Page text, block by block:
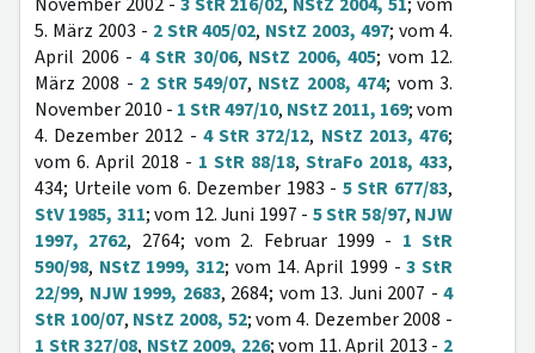
5. März 2003 - 2 StR 405/02, NStZ 2003, 497; vom 4.
April 2006 - 4 StR 30/06, NStZ 2006, 405; vom 12.
März 2008 - 2 StR 549/07, NStZ 2008, 474; vom 3.
November 2010 - 1 StR 497/10, NStZ 2011, 169; vom
4. Dezember 2012 - 4 StR 372/12, NStZ 2013, 476;
vom 6. April 2018 - 1 StR 88/18, StraFo 2018, 433,
434; Urteile vom 6. Dezember 1983 - 5 StR 677/83,
StV 1985, 311; vom 12. Juni 1997 - 5 StR 58/97, NJW
1997, 2762, 2764; vom 2. Februar 1999 - 1 StR
590/98, NStZ 1999, 312; vom 14. April 1999 -3 StR
22/99, NJW 1999, 2683, 2684; vom 13. Juni 2007 - 4
StR 100/07, NStZ 2008, 52; vom 4. Dezember 2008 -
1 StR 327/08, NStZ 2009, 226; vom 11. April 2013 - 2